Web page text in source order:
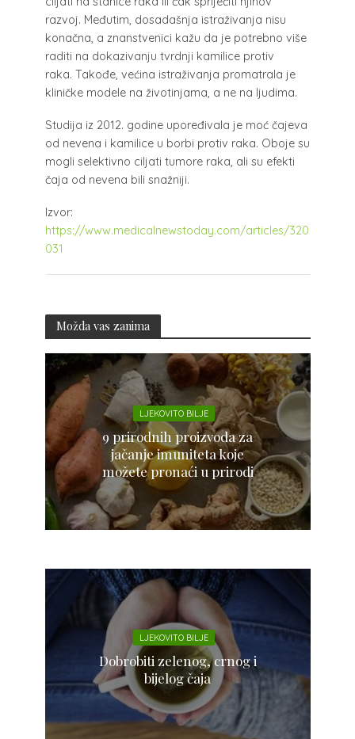
razvoj. Međutim, dosadašnja istraživanja nisu
konačna, a znanstvenici kažu da je potrebno više
raditi na dokazivanju tvrdnji kamilice protiv
raka. Takođe, većina istraživanja promatrala je
kliničke modele na životinjama, a ne na ljudima.
Studija iz 2012. godine upoređivala je moć čajeva
od nevena i kamilice u borbi protiv raka. Oboje su
mogli selektivno ciljati tumore raka, ali su efekti
čaja od nevena bili snažniji.
Izvor:
https://www.medicalnewstoday.com/articles/320
031
Možda vas zanima
LJEKOVITO BILJE
9 prirodnih proizvoda za
jačanje imuniteta koje
možete pronaći u prirodi
LJEKOVITO BILJE
Dobrobiti zelenog, crnog i
bijelog čaja